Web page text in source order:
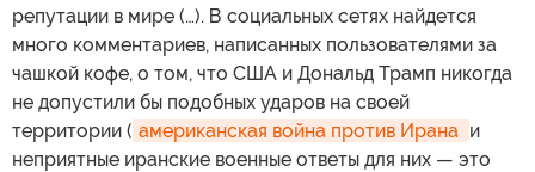
репутации в мире (…). В социальных сетях найдется
много комментариев, написанных пользователями за
чашкой кофе, о том, что США и Дональд Трамп никогда
не допустили бы подобных ударов на своей
территории ( американская война против Ирана и
неприятные иранские военные ответы для них — это